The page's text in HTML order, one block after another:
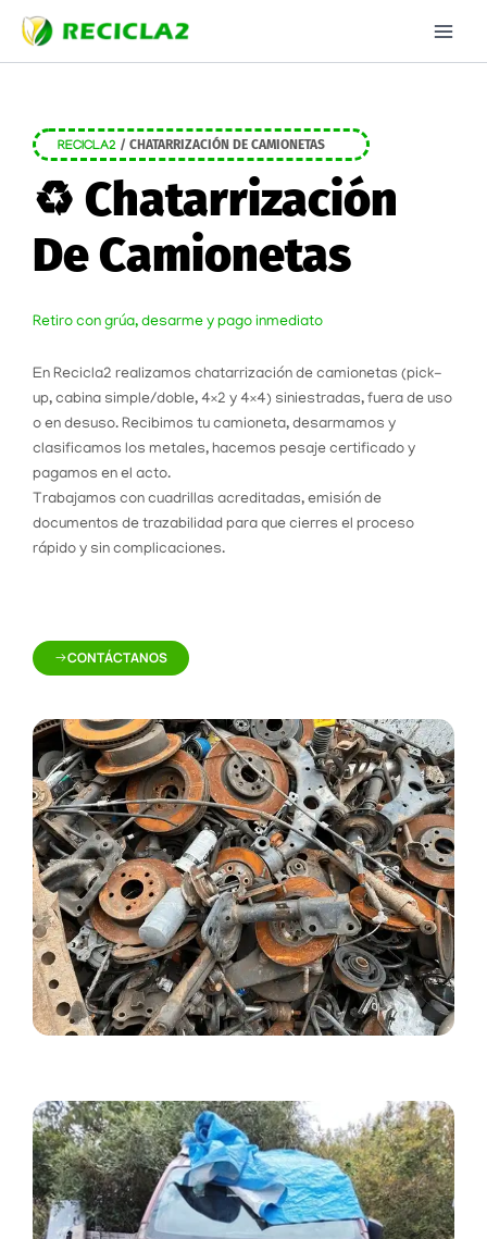
contenido
RECICLA2 / CHATARRIZACIÓN DE CAMIONETAS
♻️ Chatarrización
De Camionetas
Retiro con grúa, desarme y pago inmediato
En Recicla2 realizamos chatarrización de camionetas (pick-
up, cabina simple/doble, 4×2 y 4×4) siniestradas, fuera de uso
o en desuso. Recibimos tu camioneta, desarmamos y
clasificamos los metales, hacemos pesaje certificado y
pagamos en el acto.
Trabajamos con cuadrillas acreditadas, emisión de
documentos de trazabilidad para que cierres el proceso
rápido y sin complicaciones.
CONTÁCTANOS